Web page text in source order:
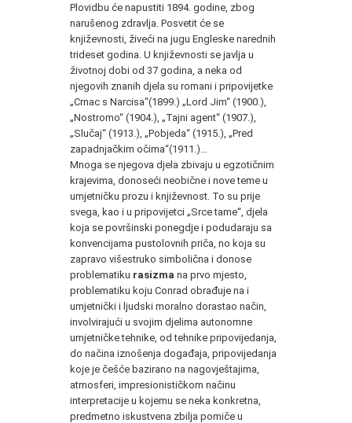
Plovidbu će napustiti 1894. godine, zbog
narušenog zdravlja. Posvetit će se
književnosti, živeći na jugu Engleske narednih
trideset godina. U književnosti se javlja u
životnoj dobi od 37 godina, a neka od
njegovih znanih djela su romani i pripovijetke
„Crnac s Narcisa“(1899.) „Lord Jim“ (1900.),
„Nostromo“ (1904.), „Tajni agent“ (1907.),
„Slučaj“ (1913.), „Pobjeda“ (1915.), „Pred
zapadnjačkim očima“(1911.)…
Mnoga se njegova djela zbivaju u egzotičnim
krajevima, donoseći neobične i nove teme u
umjetničku prozu i književnost. To su prije
svega, kao i u pripovijetci „Srce tame“, djela
koja se površinski ponegdje i podudaraju sa
konvencijama pustolovnih priča, no koja su
zapravo višestruko simbolična i donose
problematiku rasizma na prvo mjesto,
problematiku koju Conrad obrađuje na i
umjetnički i ljudski moralno dorastao način,
involvirajući u svojim djelima autonomne
umjetničke tehnike, od tehnike pripovijedanja,
do načina iznošenja događaja, pripovijedanja
koje je češće bazirano na nagovještajima,
atmosferi, impresionističkom načinu
interpretacije u kojemu se neka konkretna,
predmetno iskustvena zbilja pomiče u